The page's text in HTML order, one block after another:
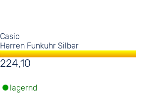
Casio
Herren Funkuhr Silber
224,10
lagernd